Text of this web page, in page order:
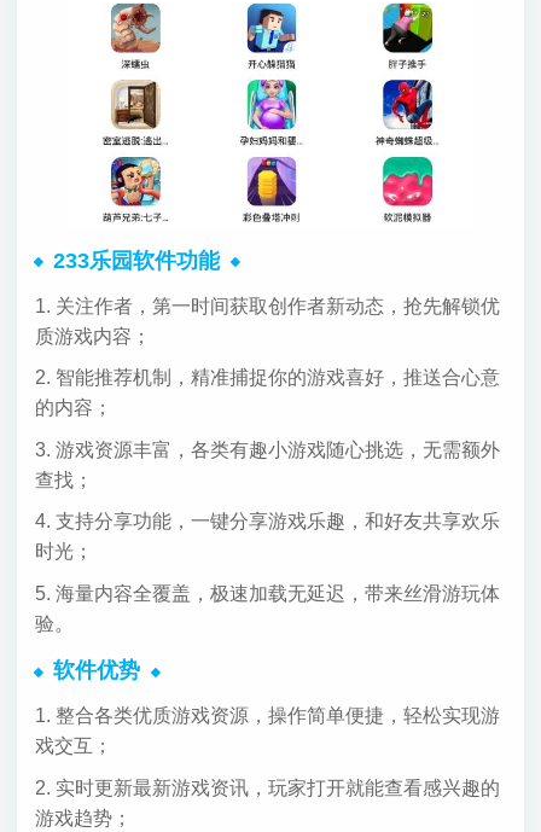
233乐园软件功能
1. 关注作者，第一时间获取创作者新动态，抢先解锁优
质游戏内容；
2. 智能推荐机制，精准捕捉你的游戏喜好，推送合心意
的内容；
3. 游戏资源丰富，各类有趣小游戏随心挑选，无需额外
查找；
4. 支持分享功能，一键分享游戏乐趣，和好友共享欢乐
时光；
5. 海量内容全覆盖，极速加载无延迟，带来丝滑游玩体
验。
软件优势
1. 整合各类优质游戏资源，操作简单便捷，轻松实现游
戏交互；
2. 实时更新最新游戏资讯，玩家打开就能查看感兴趣的
游戏趋势；